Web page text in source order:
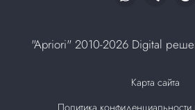
"Apriori" 2010-2026 Digital
Карта сайта
Политика